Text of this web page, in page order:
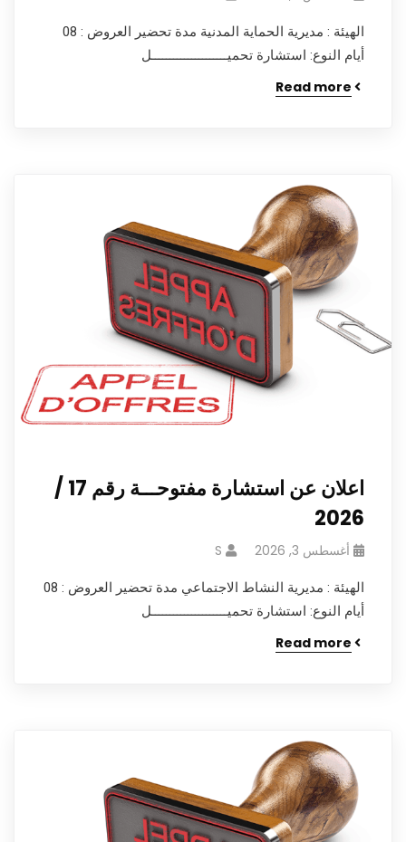
الهيئة : مديرية الحماية المدنية مدة تحضير العروض : 08
أيام النوع: استشارة تحميـــــــــــــــــــــل
Read more
اعلان عن استشارة مفتوحـــة رقم 17 /
2026
أغسطس 3, 2026 S
الهيئة : مديرية النشاط الاجتماعي مدة تحضير العروض : 08
أيام النوع: استشارة تحميـــــــــــــــــــــل
Read more